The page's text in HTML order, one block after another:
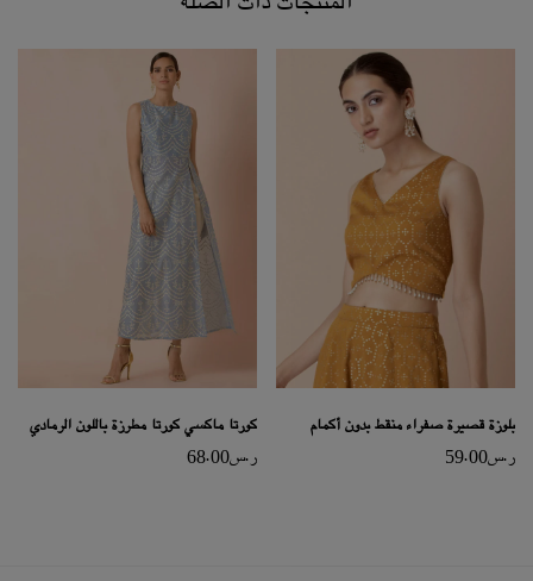
بلوزة قصيرة صفراء منقط بدون أكمام
ر.س59.00
كورتا ماكسي كورتا مطرزة باللون الرمادي
ر.س68.00